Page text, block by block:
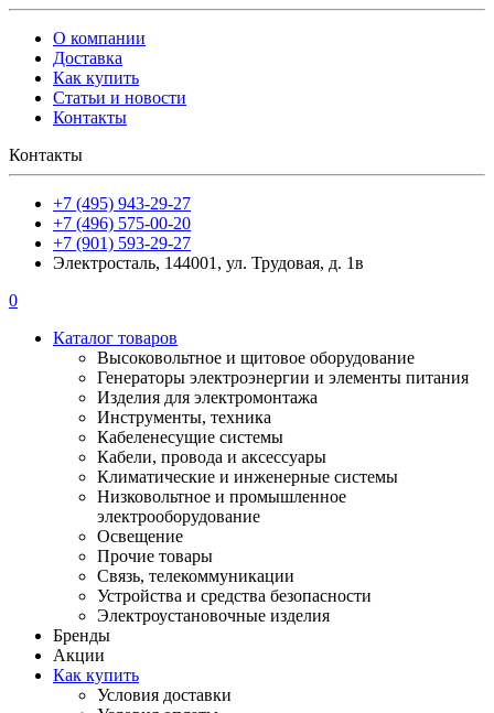
О компании
Доставка
Как купить
Статьи и новости
Контакты
Контакты
+7 (495) 943-29-27
+7 (496) 575-00-20
+7 (901) 593-29-27
Электросталь, 144001, ул. Трудовая, д. 1в
0
Каталог товаров
Высоковольтное и щитовое оборудование
Генераторы электроэнергии и элементы питания
Изделия для электромонтажа
Инструменты, техника
Кабеленесущие системы
Кабели, провода и аксессуары
Климатические и инженерные системы
Низковольтное и промышленное
электрооборудование
Освещение
Прочие товары
Связь, телекоммуникации
Устройства и средства безопасности
Электроустановочные изделия
Бренды
Акции
Как купить
Условия доставки